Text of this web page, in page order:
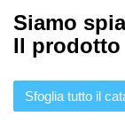
Siamo
Il
Sfoglia tutto il